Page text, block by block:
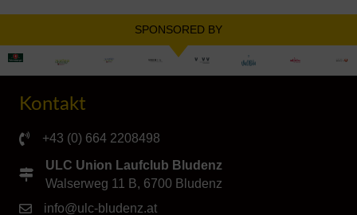
SPONSORED BY
Kontakt
+43 (0) 664 2208498
ULC Union Laufclub Bludenz
Walserweg 11 B, 6700 Bludenz
info@ulc-bludenz.at